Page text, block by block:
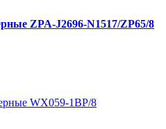
ZPA-J2696-N1517/ZP65/8